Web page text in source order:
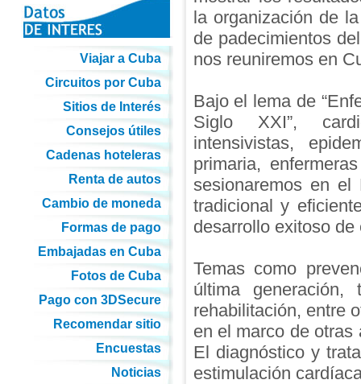
la organización de
de padecimientos
nos reuniremos en
Bajo el lema de
Siglo XXI”,
intensivistas,
primaria,
sesionaremos en
tradicional y
desarrollo exitoso
Temas como
última generación,
rehabilitación, entre
en el marco de
El diagnóstico y
estimulación
Viajar a Cuba
Circuitos por Cuba
Sitios de Interés
Consejos útiles
Cadenas hoteleras
Renta de autos
Cambio de moneda
Formas de pago
Embajadas en Cuba
Fotos de Cuba
Pago con 3DSecure
Recomendar sitio
Encuestas
Noticias